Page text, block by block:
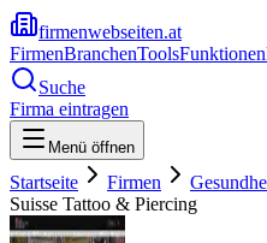
firmenwebseiten.at
FirmenBranchenToolsFunktionen
Suche
Firma eintragen
Menü öffnen
Startseite Firmen
Suisse Tattoo & Piercing